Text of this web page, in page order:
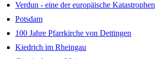
Verdun - eine der europäische Katastrophen
Potsdam
100 Jahre Pfarrkirche von Dettingen
Kiedrich im Rheingau